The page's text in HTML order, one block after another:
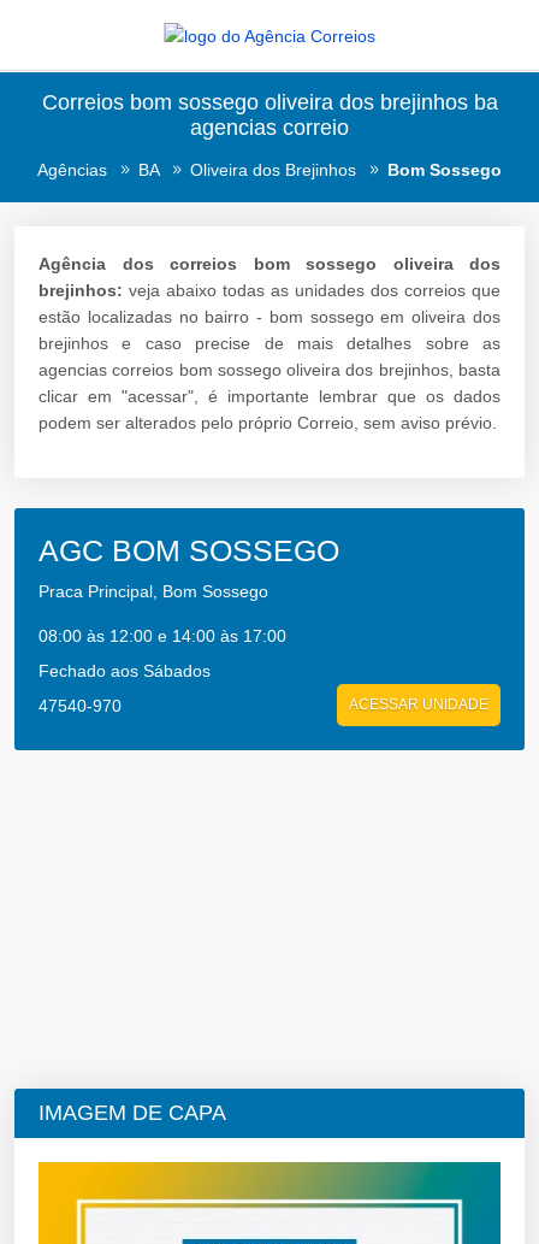
Correios bom sossego oliveira dos brejinhos ba
agencias correio
Agências BA Oliveira dos Brejinhos Bom Sossego
Agência dos correios bom sossego oliveira dos
brejinhos: veja abaixo todas as unidades dos correios que
estão localizadas no bairro - bom sossego em oliveira dos
brejinhos e caso precise de mais detalhes sobre as
agencias correios bom sossego oliveira dos brejinhos, basta
clicar em "acessar", é importante lembrar que os dados
podem ser alterados pelo próprio Correio, sem aviso prévio.
AGC BOM SOSSEGO
Praca Principal, Bom Sossego
08:00 às 12:00 e 14:00 às 17:00
Fechado aos Sábados
47540-970
ACESSAR UNIDADE
IMAGEM DE CAPA